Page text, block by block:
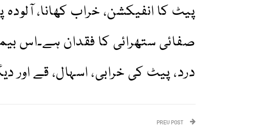
پیٹ کا انفیکشن، خراب کھانا، آلودہ
صفائی ستھرائی کا فقدان ہے۔اس
درد، پیٹ کی خرابی، اسہال، قے اور